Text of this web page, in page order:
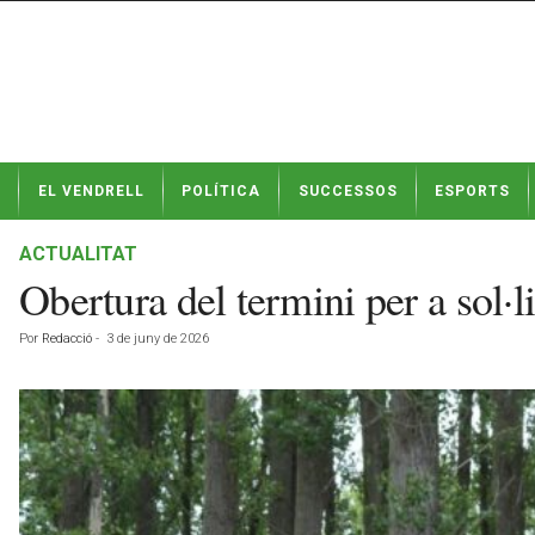
t
EL VENDRELL POLÍTICA SUCCESSOS ESPORTS
ACTUALITAT
Obertura del termini per a
Por Redacció - 3 de juny de 2026